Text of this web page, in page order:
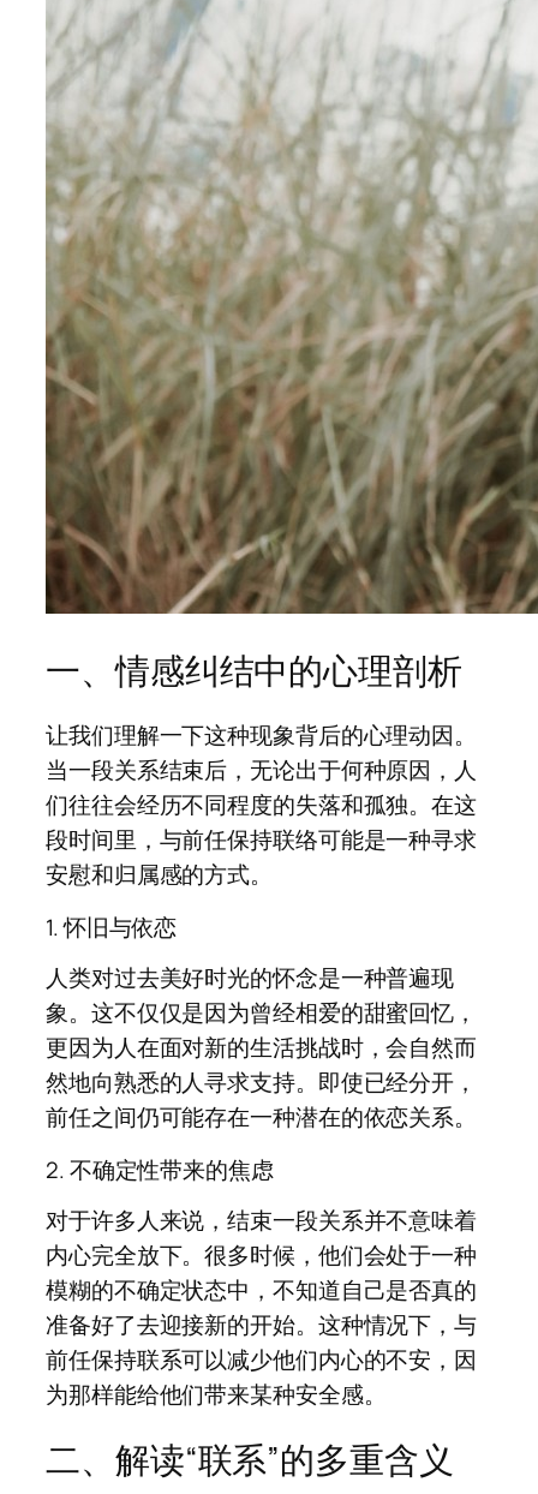
一、情感纠结中的心理剖析
让我们理解一下这种现象背后的心理动因。
当一段关系结束后，无论出于何种原因，人
们往往会经历不同程度的失落和孤独。在这
段时间里，与前任保持联络可能是一种寻求
安慰和归属感的方式。
1. 怀旧与依恋
人类对过去美好时光的怀念是一种普遍现
象。这不仅仅是因为曾经相爱的甜蜜回忆，
更因为人在面对新的生活挑战时，会自然而
然地向熟悉的人寻求支持。即使已经分开，
前任之间仍可能存在一种潜在的依恋关系。
2. 不确定性带来的焦虑
对于许多人来说，结束一段关系并不意味着
内心完全放下。很多时候，他们会处于一种
模糊的不确定状态中，不知道自己是否真的
准备好了去迎接新的开始。这种情况下，与
前任保持联系可以减少他们内心的不安，因
为那样能给他们带来某种安全感。
二、解读“联系”的多重含义